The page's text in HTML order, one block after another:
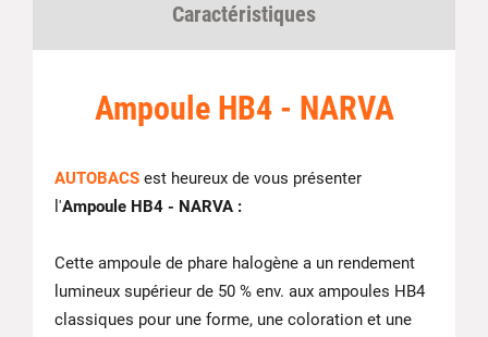
Caractéristiques
Ampoule HB4 - NARVA
AUTOBACS est heureux de vous présenter
l'Ampoule HB4 - NARVA :
Cette ampoule de phare halogène a un rendement
lumineux supérieur de 50 % env. aux ampoules HB4
classiques pour une forme, une coloration et une